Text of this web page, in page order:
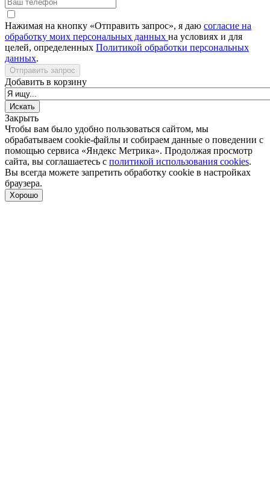
Нажимая на кнопку «Отправить запрос», я даю согласие на
обработку моих персональных данных на условиях и для
целей, определенных Политикой обработки персональных
данных.
Отправить запрос
Добавить в корзину
Закрыть
Чтобы вам было удобно пользоваться сайтом, мы
обрабатываем cookie-файлы и собираем данные о поведении с
помощью сервиса «Яндекс Метрика». Продолжая просмотр
сайта, вы соглашаетесь с политикой использования cookies.
Вы всегда можете запретить обработку cookie в настройках
браузера.
Хорошо